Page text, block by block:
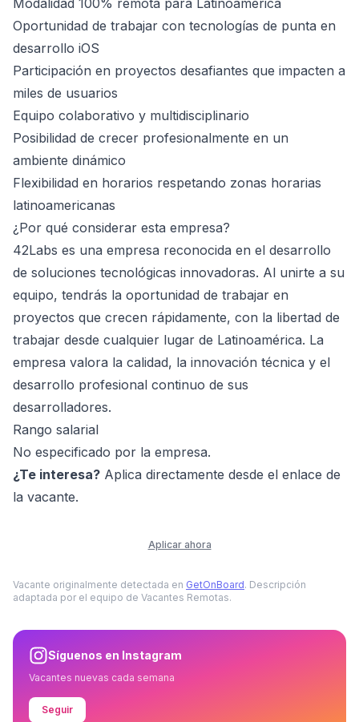
Modalidad 100% remota para Latinoamérica
Oportunidad de trabajar con tecnologías de punta en
desarrollo iOS
Participación en proyectos desafiantes que impacten a
miles de usuarios
Equipo colaborativo y multidisciplinario
Posibilidad de crecer profesionalmente en un
ambiente dinámico
Flexibilidad en horarios respetando zonas horarias
latinoamericanas
¿Por qué considerar esta empresa?
42Labs es una empresa reconocida en el desarrollo
de soluciones tecnológicas innovadoras. Al unirte a su
equipo, tendrás la oportunidad de trabajar en
proyectos que crecen rápidamente, con la libertad de
trabajar desde cualquier lugar de Latinoamérica. La
empresa valora la calidad, la innovación técnica y el
desarrollo profesional continuo de sus
desarrolladores.
Rango salarial
No especificado por la empresa.
¿Te interesa? Aplica directamente desde el enlace de
la vacante.
Aplicar ahora
Vacante originalmente detectada en GetOnBoard. Descripción
adaptada por el equipo de Vacantes Remotas.
Síguenos en Instagram
Vacantes nuevas cada semana
Seguir